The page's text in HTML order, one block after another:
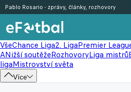
VšeChance Liga2. LigaPremier
ANižší soutěžeRozhovoryLiga mistrů
ligaMistrovství světa
Více
Pablo Rosario - zprávy, články, rozhovory